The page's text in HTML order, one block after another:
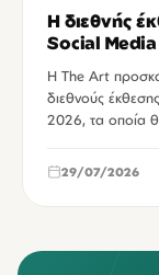
Η διεθνής
Social Media
Η The Art
διεθνούς
2026, τα οποία
29/07/2026